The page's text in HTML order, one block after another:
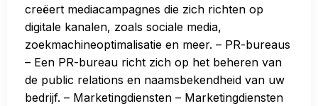
creëert mediacampagnes die zich richten op
digitale kanalen, zoals sociale media,
zoekmachineoptimalisatie en meer. – PR-bureaus
– Een PR-bureau richt zich op het beheren van
de public relations en naamsbekendheid van uw
bedrijf. – Marketingdiensten – Marketingdiensten